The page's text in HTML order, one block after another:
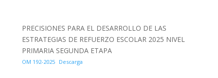
PRECISIONES PARA EL DESARROLLO DE LAS
ESTRATEGIAS DE REFUERZO ESCOLAR 2025 NIVEL
PRIMARIA SEGUNDA ETAPA
OM 192-2025 Descarga